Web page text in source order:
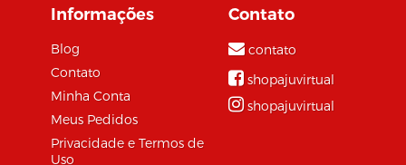
Informações
Blog
Contato
Minha Conta
Meus Pedidos
Privacidade e Termos de
Uso
Contato
contato
shopajuvirtual
shopajuvirtual